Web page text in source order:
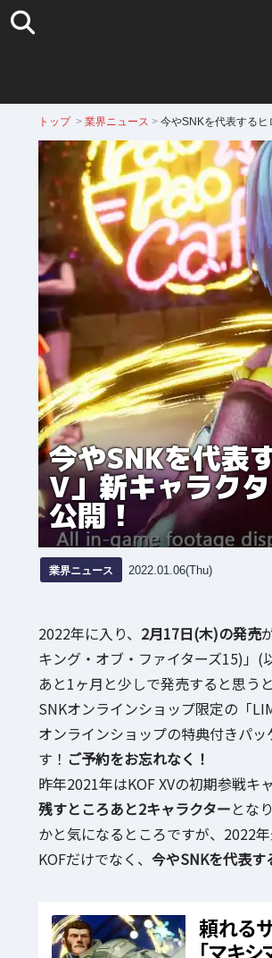
トップ > 業界ニュース > 今やSNKを代表するヒ
今やSNKを代表
V」新キャラク
公開！
業界ニュース 2022.01.06(Thu)
2022年に入り、 2月17日(木)の発売
キング・オブ・ファイターズ15)」(
あと1ヶ月と少しで発売すると思う
SNKオンラインショップ限定の「
オンラインショップの特典付きパ
す！ ご予約をお忘れなく！
昨年2021年はKOF XVの初期参戦キ
残すところあと2キャラクターとな
かと気になるところですが、2022
KOFだけでなく、 今やSNKを代表す